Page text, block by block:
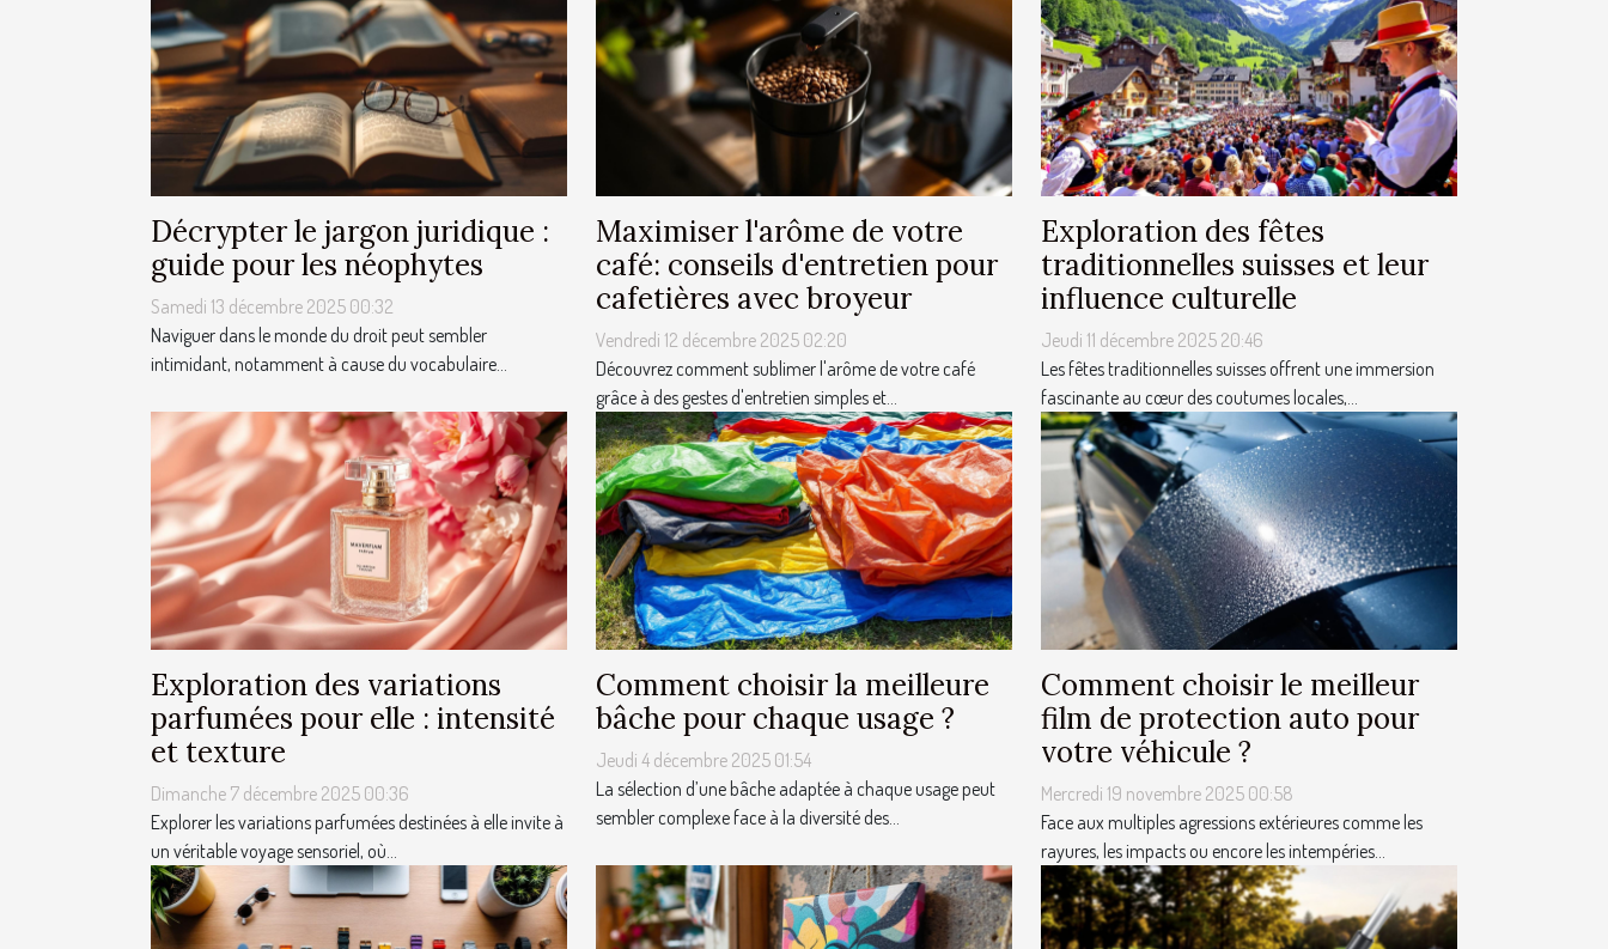
Décrypter le jargon juridique :
guide pour les néophytes
Samedi 13 décembre 2025 00:32
Naviguer dans le monde du droit peut sembler
intimidant, notamment à cause du vocabulaire...
Maximiser l'arôme de votre
café: conseils d'entretien pour
cafetières avec broyeur
Vendredi 12 décembre 2025 02:20
Découvrez comment sublimer l'arôme de votre café
grâce à des gestes d'entretien simples et...
Exploration des fêtes
traditionnelles suisses et leur
influence culturelle
Jeudi 11 décembre 2025 20:46
Les fêtes traditionnelles suisses offrent une immersion
fascinante au cœur des coutumes locales,...
Exploration des variations
parfumées pour elle : intensité
et texture
Dimanche 7 décembre 2025 00:36
Explorer les variations parfumées destinées à elle invite à
un véritable voyage sensoriel, où...
Comment choisir la meilleure
bâche pour chaque usage ?
Jeudi 4 décembre 2025 01:54
La sélection d’une bâche adaptée à chaque usage peut
sembler complexe face à la diversité des...
Comment choisir le meilleur
film de protection auto pour
votre véhicule ?
Mercredi 19 novembre 2025 00:58
Face aux multiples agressions extérieures comme les
rayures, les impacts ou encore les intempéries...